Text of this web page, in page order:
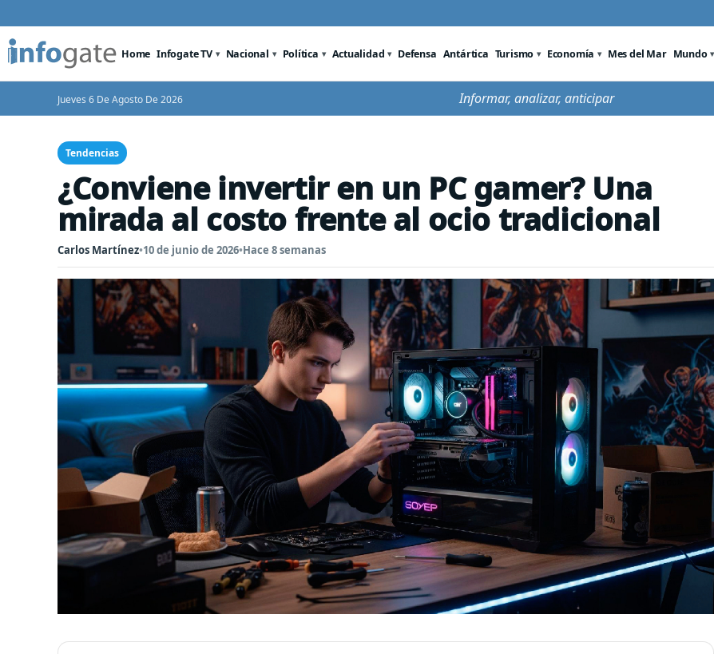
Home Infogate TV Nacional Política Actualidad Defensa Antártica Turismo Economía Mes del Mar Mundo
Jueves 6 De Agosto De 2026 Informar, analizar, anticipar
Tendencias
¿Conviene invertir en un PC gamer? Una
mirada al costo frente al ocio tradicional
Carlos Martínez•10 de junio de 2026•Hace 8 semanas